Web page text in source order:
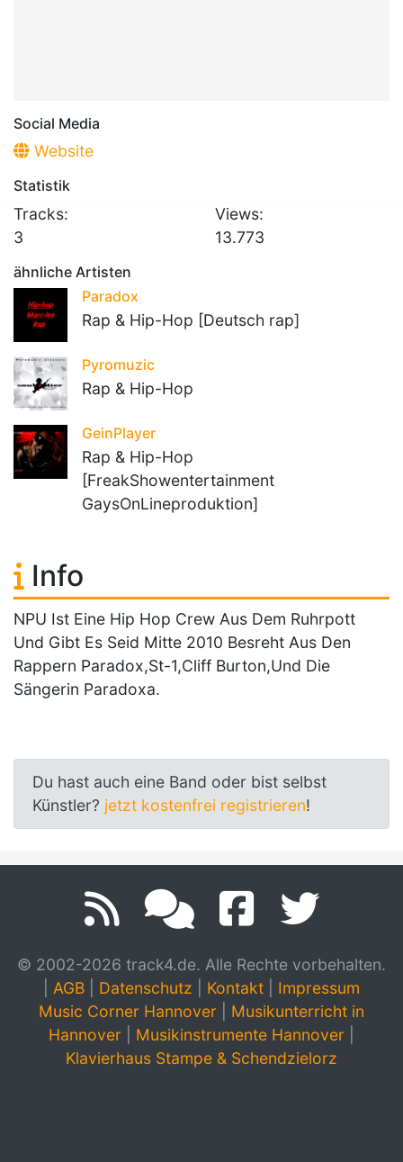
Social Media
Website
Statistik
Tracks:
3
Views:
13.773
ähnliche Artisten
Paradox
Rap & Hip-Hop [Deutsch rap]
Pyromuzic
Rap & Hip-Hop
GeinPlayer
Rap & Hip-Hop
[FreakShowentertainment
GaysOnLineproduktion]
Info
NPU Ist Eine Hip Hop Crew Aus Dem Ruhrpott
Und Gibt Es Seid Mitte 2010 Besreht Aus Den
Rappern Paradox,St-1,Cliff Burton,Und Die
Sängerin Paradoxa.
Du hast auch eine Band oder bist selbst
Künstler? jetzt kostenfrei registrieren!
© 2002-2026 track4.de. Alle Rechte vorbehalten.
AGB Datenschutz Kontakt
Impressum
Music Corner Hannover
Musikunterricht in
Hannover
Musikinstrumente Hannover
Klavierhaus Stampe & Schendzielorz